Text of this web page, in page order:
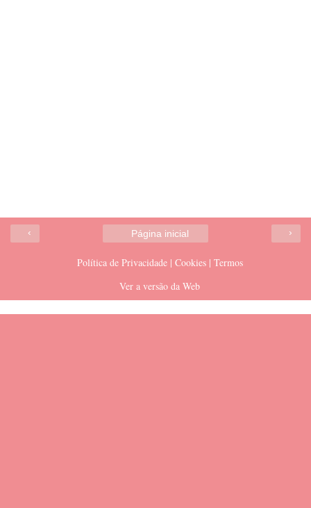
‹ ›
Página inicial
Política de Privacidade | Cookies | Termos
Ver a versão da Web